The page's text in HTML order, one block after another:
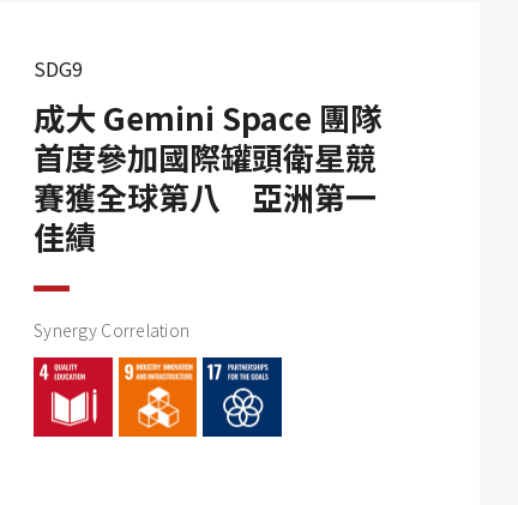
SDG9
成大 Gemini Space 團隊
首度參加國際罐頭衛星競
賽獲全球第八 亞洲第一
佳績
Synergy Correlation